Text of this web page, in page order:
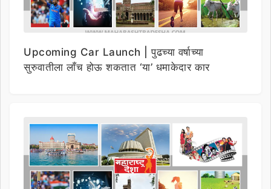
Upcoming Car Launch | पुढच्या वर्षाच्या
सुरुवातीला लाँच होऊ शकतात ‘या’ धमाकेदार कार